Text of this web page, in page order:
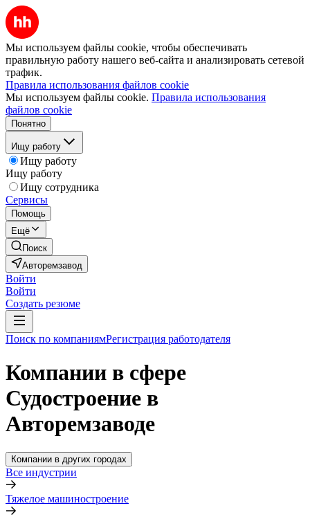
Мы используем файлы cookie, чтобы обеспечивать
правильную работу нашего веб-сайта и анализировать сетевой
трафик.
Правила использования файлов cookie
Мы используем файлы cookie. Правила использования
файлов cookie
Понятно
Ищу работу
Ищу работу
Ищу работу
Ищу сотрудника
Сервисы
Помощь
Ещё
Поиск
Авторемзавод
Войти
Войти
Создать резюме
Поиск по компаниямРегистрация работодателя
Компании в сфере
Судостроение в
Авторемзаводе
Компании в других городах
Все индустрии
Тяжелое машиностроение